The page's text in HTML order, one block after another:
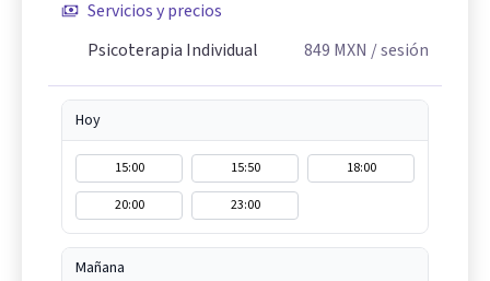
Servicios y precios
Psicoterapia Individual
849 MXN / sesión
Hoy
15:00 15:50
18:00
20:00
23:00
Mañana